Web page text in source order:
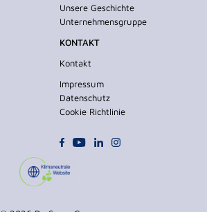
Unsere Geschichte
Unternehmensgruppe
KONTAKT
Kontakt
Impressum
Datenschutz
Cookie Richtlinie